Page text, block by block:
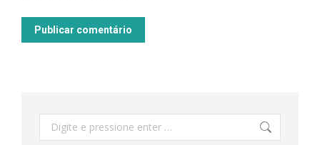
Publicar comentário
Pesquisar: